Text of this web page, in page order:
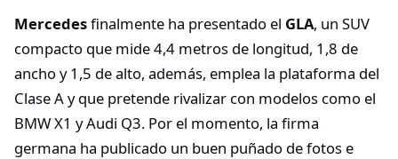
Mercedesfinalmente ha presentado el GLA, un SUV
compacto que mide 4,4 metros de longitud, 1,8 de
ancho y 1,5 de alto, además, emplea la plataforma del
Clase A y que pretende rivalizar con modelos como el
BMW X1 y Audi Q3. Por el momento, la firma
germana ha publicado un buen puñado de fotos e